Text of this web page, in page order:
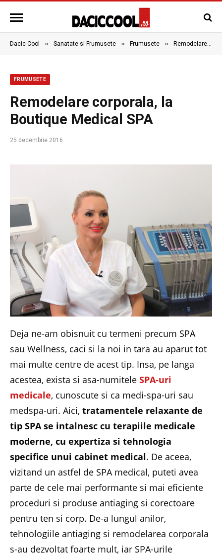
Dacic Cool » Sanatate si Frumusete » Frumusete » Remodelare corporala, la Boutique Medical SPA
FRUMUSETE
Remodelare corporala, la
Boutique Medical SPA
25 decembrie 2016
Deja ne-am obisnuit cu termeni precum SPA
sau Wellness, caci si la noi in tara au aparut tot
mai multe centre de acest tip. Insa, pe langa
acestea, exista si asa-numitele SPA-uri
medicale, cunoscute si ca medi-spa-uri sau
medspa-uri. Aici, tratamentele relaxante de
tip SPA se intalnesc cu terapiile medicale
moderne, cu expertiza si tehnologia
specifice unui cabinet medical. De aceea,
vizitand un astfel de SPA medical, puteti avea
parte de cele mai performante si mai eficiente
proceduri si produse antiaging si corectoare
pentru ten si corp. De-a lungul anilor,
tehnologiile antiaging si remodelarea corporala
s-au dezvoltat foarte mult, iar SPA-urile